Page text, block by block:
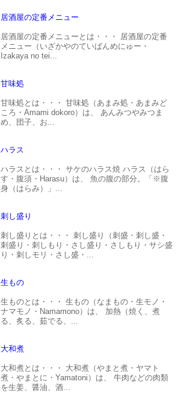
居酒屋の定番メニュー
居酒屋の定番メニューとは・・・ 居酒屋の定番
メニュー（いざかやのていばんめにゅー・
Izakaya no tei...
甘味処
甘味処とは・・・ 甘味処（あまみ処・あまみど
ころ・Amami dokoro）は、 あんみつやみつま
め、団子、お...
ハラス
ハラスとは・・・ サケのハラス焼 ハラス（はら
す・腹須・Harasu）は、 魚の腹の部分。「※腹
身（はらみ）」...
刺し盛り
刺し盛りとは・・・ 刺し盛り（刺盛・刺し盛・
刺盛り・刺しもり・さし盛り・さしもり・サシ盛
り・刺しモリ・さし盛・...
生もの
生ものとは・・・ 生もの（なまもの・生モノ・
ナマモノ・Namamono）は、 加熱（焼く、煮
る、炙る、茹でる、...
大和煮
大和煮とは・・・ 大和煮（やまと煮・ヤマト
煮・やまとに・Yamatoni）は、 牛肉などの肉類
を生姜、醤油、酒...